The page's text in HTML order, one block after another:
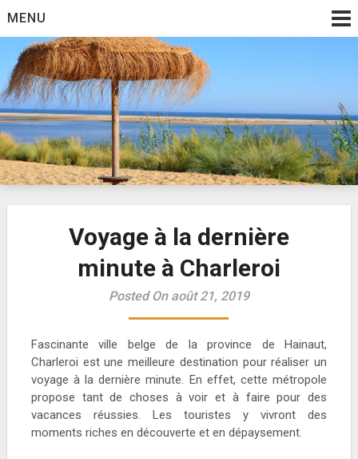
to
content
MENU
Annonce vacance
Voyage à la dernière
minute à Charleroi
Posted On août 21, 2019
Fascinante ville belge de la province de Hainaut,
Charleroi est une meilleure destination pour réaliser un
voyage à la dernière minute. En effet, cette métropole
propose tant de choses à voir et à faire pour des
vacances réussies. Les touristes y vivront des
moments riches en découverte et en dépaysement.